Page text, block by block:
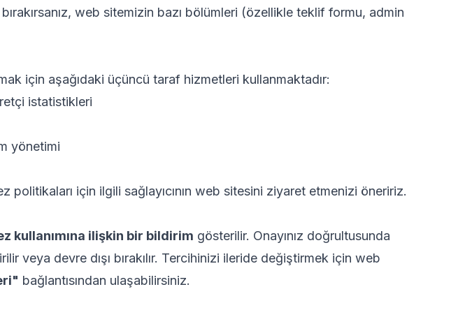
web sitemizin bazı bölümleri (özellikle teklif formu, admin
için aşağıdaki üçüncü taraf hizmetleri kullanmaktadır:
istatistikleri
yönetimi
politikaları için ilgili sağlayıcının web sitesini ziyaret etmenizi öneririz.
kullanımına ilişkin bir bildirim gösterilir. Onayınız doğrultusunda
veya devre dışı bırakılır. Tercihinizi ileride değiştirmek için web
bağlantısından ulaşabilirsiniz.